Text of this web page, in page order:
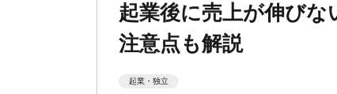
起業後に売上が伸びな
注意点も解説
起業・独立